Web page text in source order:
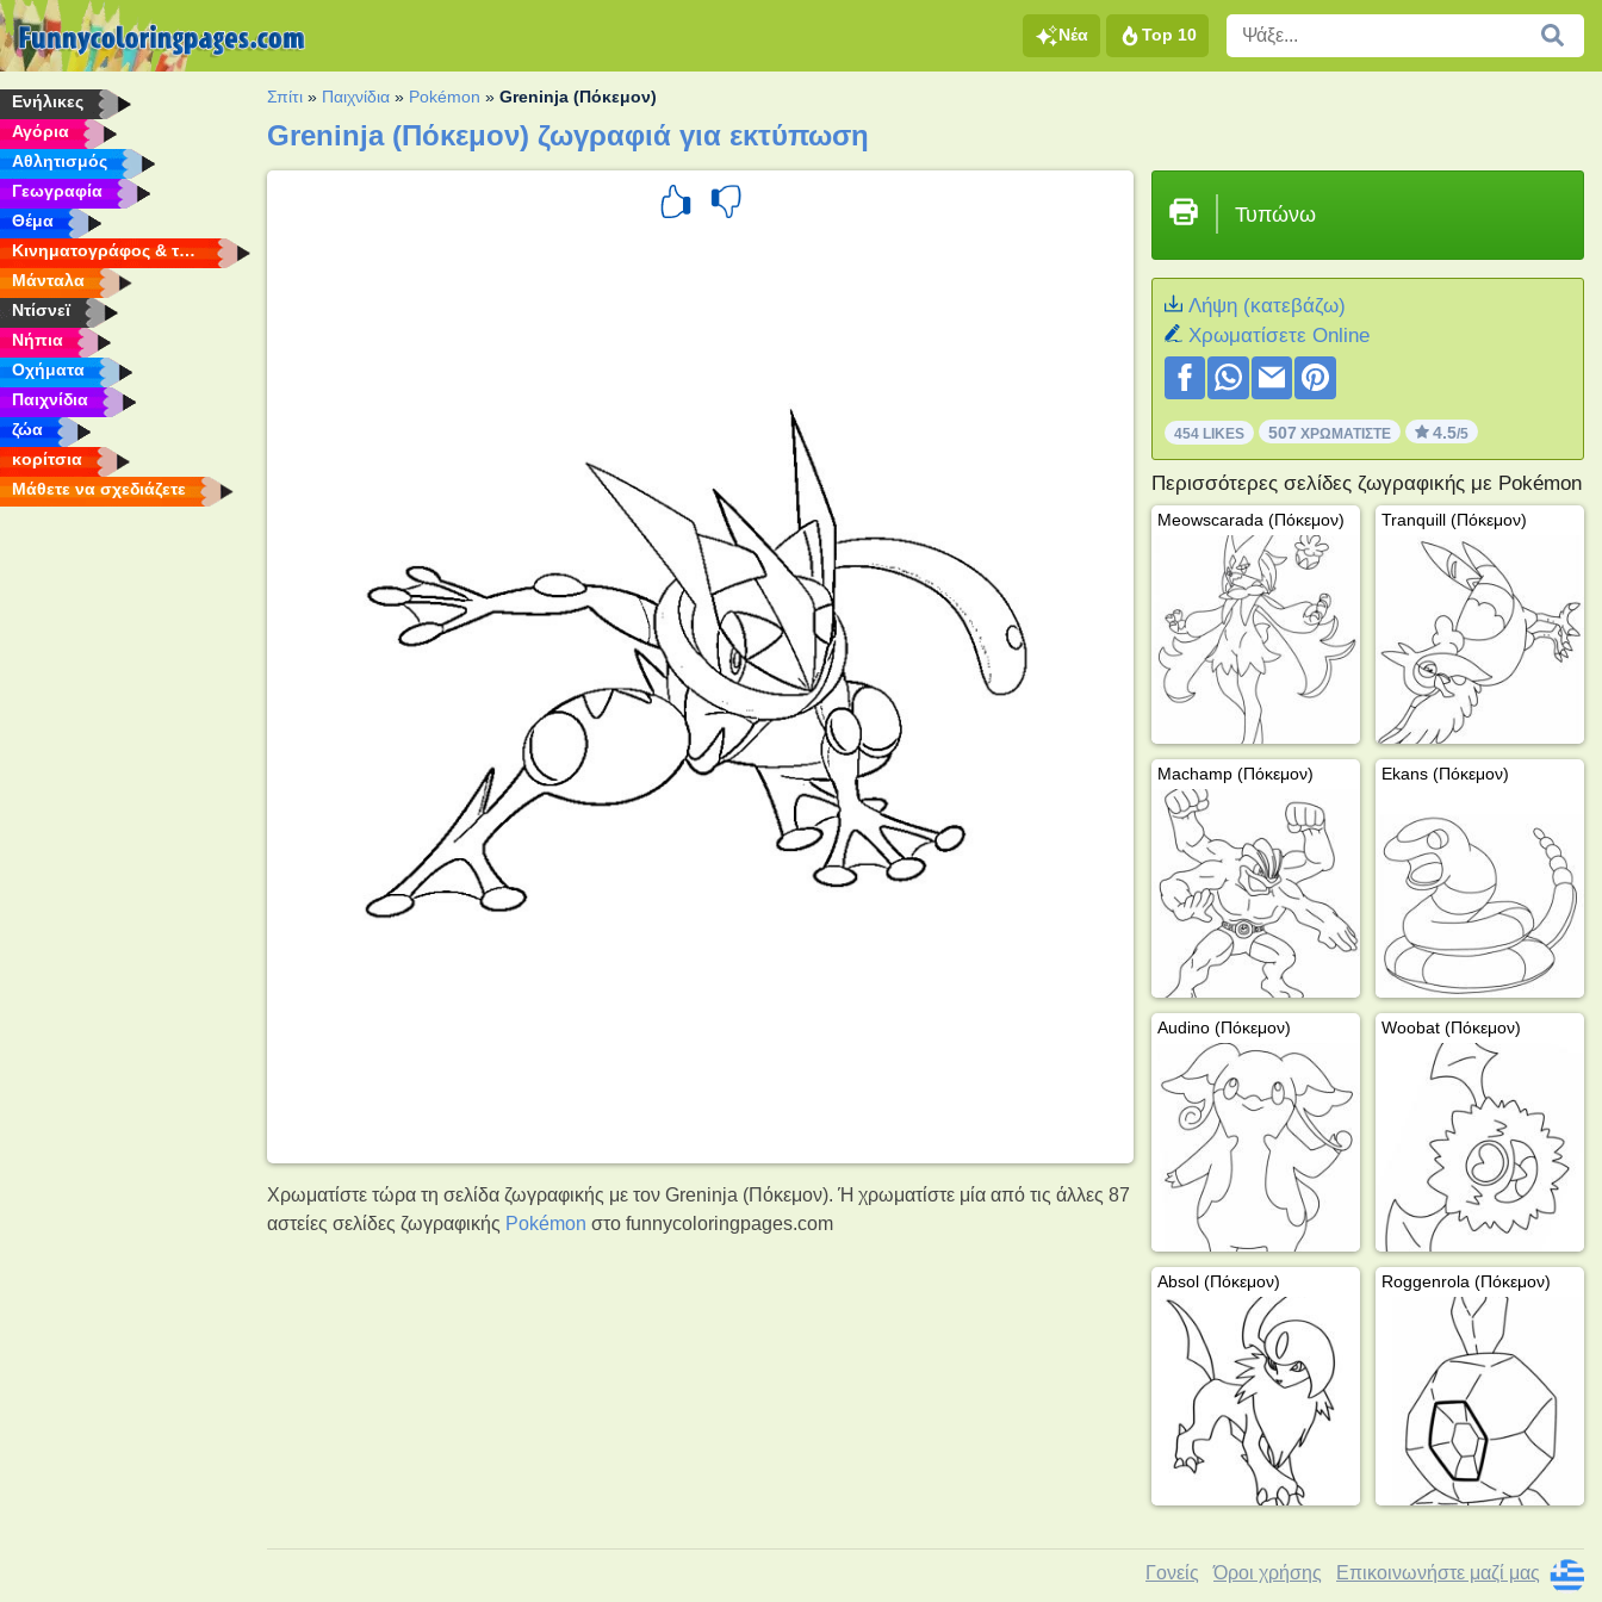
Νέα Top 10
Eνήλικες
Αγόρια
Αθλητισμός
Γεωγραφία
Θέμα
Κινηματογράφος & τηλεόραση
Μάνταλα
Ντίσνεϊ
Νήπια
Οχήματα
Παιχνίδια
ζώα
κορίτσια
Μάθετε να σχεδιάζετε
Σπίτι » Παιχνίδια » Pokémon »Greninja (Πόκεμον)
Greninja (Πόκεμον) ζωγραφιά για εκτύπωση
Χρωματίστε τώρα τη σελίδα ζωγραφικής με τον Greninja (Πόκεμον). Ή χρωματίστε μία από τις άλλες 87
αστείες σελίδες ζωγραφικής Pokémon στο funnycoloringpages.com
Τυπώνω
Λήψη (κατεβάζω)
Xρωματίσετε Online
454 LIKES 507 ΧΡΩΜΑΤΊΣΤΕ 4.5/5
Περισσότερες σελίδες ζωγραφικής με Pokémon
Meowscarada (Πόκεμον) Tranquill (Πόκεμον)
Machamp (Πόκεμον) Ekans (Πόκεμον)
Audino (Πόκεμον) Woobat (Πόκεμον)
Absol (Πόκεμον) Roggenrola (Πόκεμον)
Γονείς Όροι χρήσης Επικοινωνήστε μαζί μας